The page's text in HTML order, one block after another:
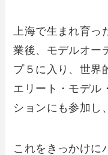
上海で生まれ育っ
業後、モデルオー
プ５に入り、世界
エリート・モデル
ションにも参加し
これをきっかけに